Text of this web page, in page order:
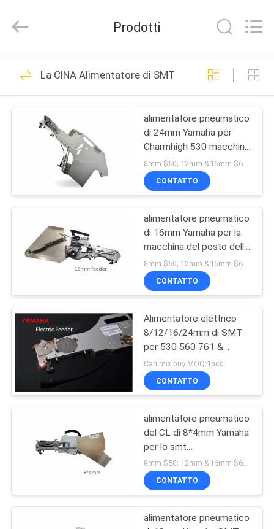
CASA
PRODOTTI
DI
VISITA
FABBRICA
CONTROLLO
DELLA
QUALITÀ
CONTATTACI
SHOPPING
CHARMHIGH
All
Reserved.
Scelta di SMT e
macchina del posto
74
Linea di produzione
di SMT
37
Stampante dello
stampino
23
Forno di riflusso di
SMT
34
Prodotti
La CINA Alimentatore di SMT
alimentatore pneumatico
di 24mm Yamaha per
Charmhigh 530 macchina
della scelta 560 510 761
e del posto
8mm $50; 12mm &16mm $68 ; 24mm $200 MOQ:1
CONTATTO
alimentatore pneumatico
di 16mm Yamaha per la
macchina del posto della
scelta di Charmhigh
530P4/560P4/761
CONTATTO
Alimentatore elettrico
8/12/16/24mm di SMT
per 530 560 761 &
Yamaha YG12 YG200
YG100 YV100XG
YV100XE YV100II
Can mix buy MOQ:1pcs
CONTATTO
alimentatore pneumatico
del CL di 8*4mm Yamaha
per lo smt
CHMT530P4/560P4/510/761
di Charmhigh
8mm $50; 12mm &16mm $68 ; 24mm $198 MOQ:1
CONTATTO
alimentatore pneumatico